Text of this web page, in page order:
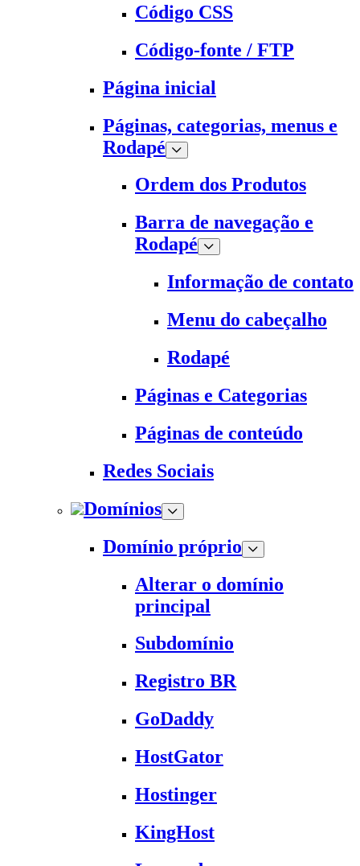
Código CSS
Código-fonte / FTP
Página inicial
Páginas, categorias, menus e
Rodapé
Ordem dos Produtos
Barra de navegação e
Rodapé
Informação de contato
Menu do cabeçalho
Rodapé
Páginas e Categorias
Páginas de conteúdo
Redes Sociais
Domínios
Domínio próprio
Alterar o domínio
principal
Subdomínio
Registro BR
GoDaddy
HostGator
Hostinger
KingHost